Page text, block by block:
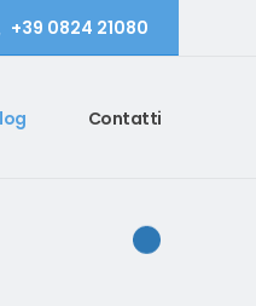
+39 0824 21080
Contatti